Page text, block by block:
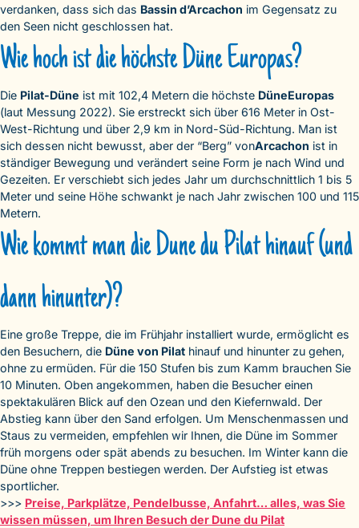
verdanken, dass sich das Bassin d’Arcachon im Gegensatz zu
den Seen nicht geschlossen hat.
Wie hoch ist die höchste Düne Europas?
Die Pilat-Düne ist mit 102,4 Metern die höchste DüneEuropas
(laut Messung 2022). Sie erstreckt sich über 616 Meter in Ost-
West-Richtung und über 2,9 km in Nord-Süd-Richtung. Man ist
sich dessen nicht bewusst, aber der “Berg” vonArcachon ist in
ständiger Bewegung und verändert seine Form je nach Wind und
Gezeiten. Er verschiebt sich jedes Jahr um durchschnittlich 1 bis 5
Meter und seine Höhe schwankt je nach Jahr zwischen 100 und 115
Metern.
Wie kommt man die Dune du Pilat hinauf (und
dann hinunter)?
Eine große Treppe, die im Frühjahr installiert wurde, ermöglicht es
den Besuchern, die Düne von Pilat hinauf und hinunter zu gehen,
ohne zu ermüden. Für die 150 Stufen bis zum Kamm brauchen Sie
10 Minuten. Oben angekommen, haben die Besucher einen
spektakulären Blick auf den Ozean und den Kiefernwald. Der
Abstieg kann über den Sand erfolgen. Um Menschenmassen und
Staus zu vermeiden, empfehlen wir Ihnen, die Düne im Sommer
früh morgens oder spät abends zu besuchen. Im Winter kann die
Düne ohne Treppen bestiegen werden. Der Aufstieg ist etwas
sportlicher.
>>> Preise, Parkplätze, Pendelbusse, Anfahrt… alles, was Sie
wissen müssen, um Ihren Besuch der Dune du Pilat